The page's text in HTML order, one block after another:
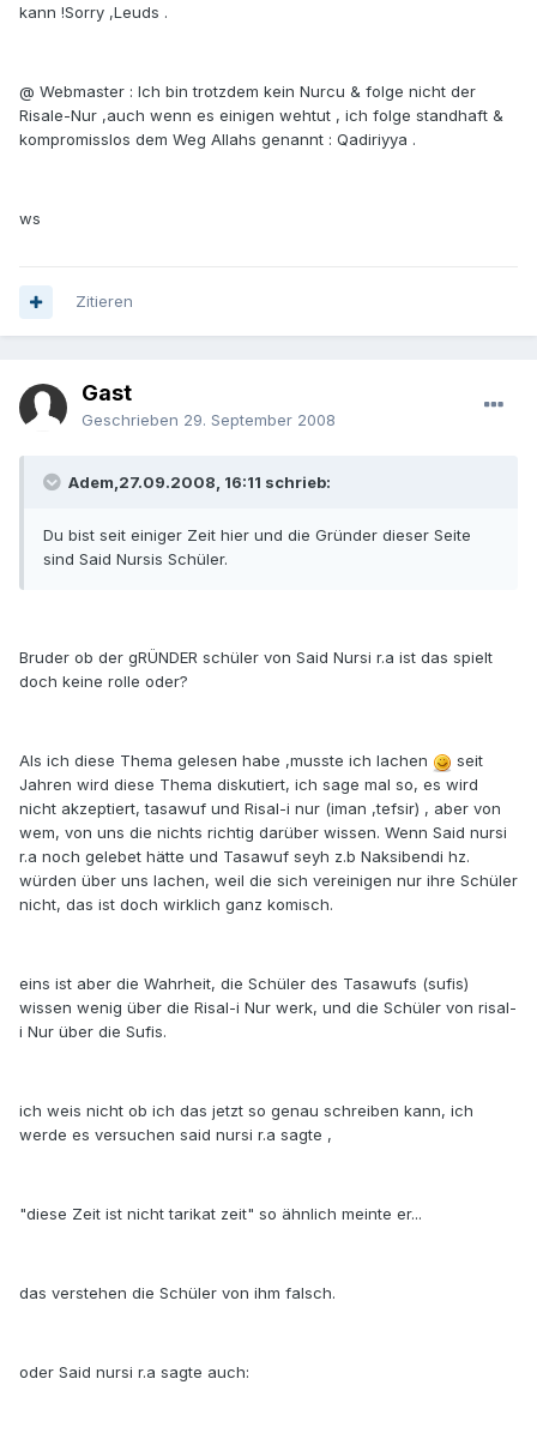
kann !Sorry ,Leuds .
@ Webmaster : Ich bin trotzdem kein Nurcu & folge nicht der
Risale-Nur ,auch wenn es einigen wehtut , ich folge standhaft &
kompromisslos dem Weg Allahs genannt : Qadiriyya .
ws
Zitieren
Gast
Geschrieben 29. September 2008
Adem,27.09.2008, 16:11 schrieb:
Du bist seit einiger Zeit hier und die Gründer dieser Seite
sind Said Nursis Schüler.
Bruder ob der gRÜNDER schüler von Said Nursi r.a ist das spielt
doch keine rolle oder?
Als ich diese Thema gelesen habe ,musste ich lachen
seit
Jahren wird diese Thema diskutiert, ich sage mal so, es wird
nicht akzeptiert, tasawuf und Risal-i nur (iman ,tefsir) , aber von
wem, von uns die nichts richtig darüber wissen. Wenn Said nursi
r.a noch gelebet hätte und Tasawuf seyh z.b Naksibendi hz.
würden über uns lachen, weil die sich vereinigen nur ihre Schüler
nicht, das ist doch wirklich ganz komisch.
eins ist aber die Wahrheit, die Schüler des Tasawufs (sufis)
wissen wenig über die Risal-i Nur werk, und die Schüler von risal-
i Nur über die Sufis.
ich weis nicht ob ich das jetzt so genau schreiben kann, ich
werde es versuchen said nursi r.a sagte ,
"diese Zeit ist nicht tarikat zeit" so ähnlich meinte er...
das verstehen die Schüler von ihm falsch.
oder Said nursi r.a sagte auch: